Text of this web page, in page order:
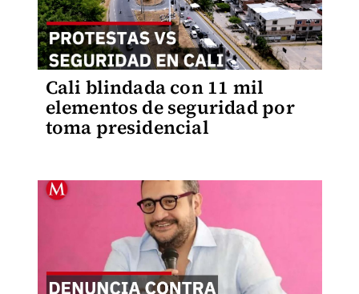
Cali blindada con 11 mil
elementos de seguridad por
toma presidencial